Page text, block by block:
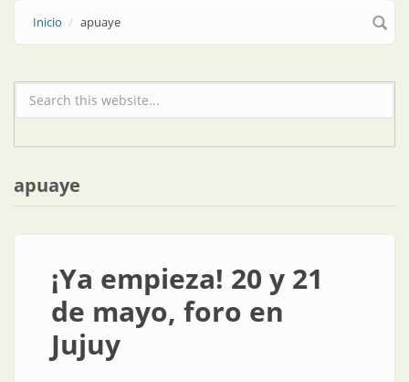
Inicio apuaye
Formulario de búsqueda
apuaye
¡Ya empieza! 20 y 21
de mayo, foro en
Jujuy